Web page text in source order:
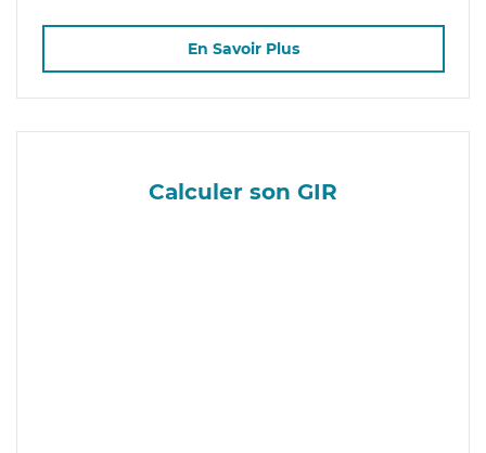
En Savoir Plus
Calculer son GIR